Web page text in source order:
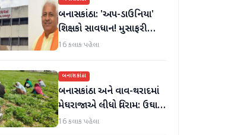
બનાસકાંઠા: 'અપ-ડાઉનિયા'
શિક્ષકો સાવધાન! મુસાફરી
કરતા શિક્ષકો સામે તવાઈ હાથ
16 કલાક પહેલા
બનાસકાંઠા
બનાસકાંઠા અને વાવ-થરાદમાં
મેઘરાજાએ લીધો વિરામ: ઉઘાડ
નીકળતાં ખેડૂતોમાં આનંદનો
16 કલાક પહેલા